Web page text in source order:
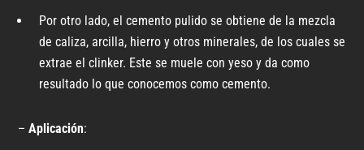
Por otro lado, el cemento pulido se obtiene de la mezcla
de caliza, arcilla, hierro y otros minerales, de los cuales se
extrae el clinker. Este se muele con yeso y da como
resultado lo que conocemos como cemento.
–Aplicación: